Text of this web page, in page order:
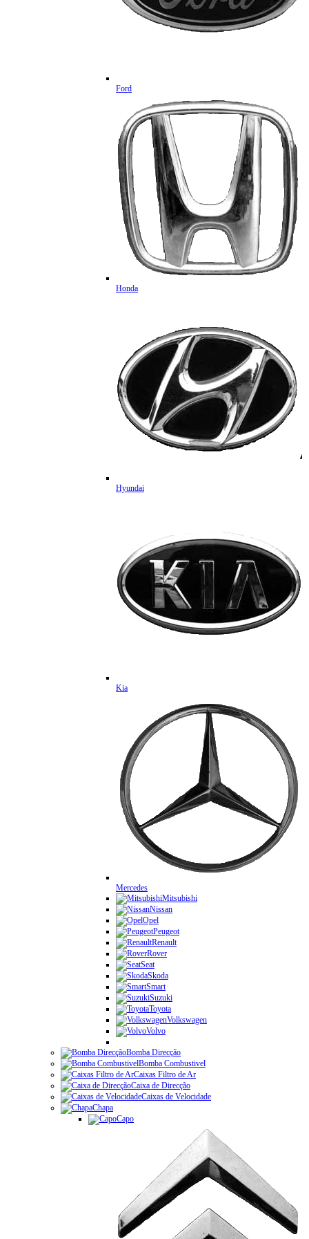
Ford
Honda
Hyundai
Kia
Mercedes
Mitsubishi
Nissan
Opel
Peugeot
Renault
Rover
Seat
Skoda
Smart
Suzuki
Toyota
Volkswagen
Volvo
Bomba Direcção
Bomba Combustivel
Caixas Filtro de Ar
Caixa de Direcção
Caixas de Velocidade
Chapa
Capo